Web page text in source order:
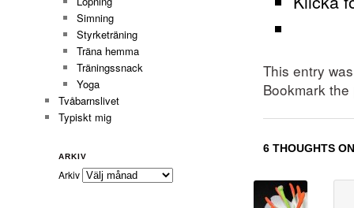
This entry
Bookmark the
6 THOUGHTS
Simning
Styrketräning
Träna hemma
Träningssnack
Yoga
Tvåbarnslivet
Typiskt mig
ARKIV
Arkiv